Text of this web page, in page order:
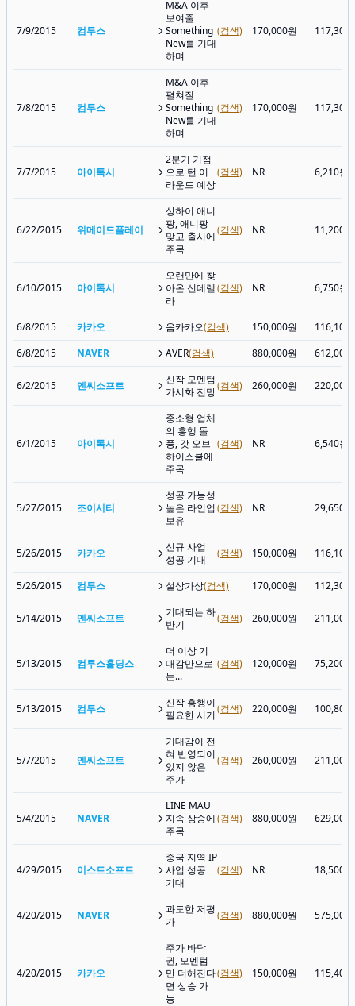
7/9/2015 컴투스
M&A 이후
보여줄
Something
New를 기대
하며
(검색) 170,000원 117,300
7/8/2015 컴투스
M&A 이후
펼쳐질
Something
New를 기대
하며
(검색) 170,000원 117,300
7/7/2015 아이톡시
2분기 기점
으로 턴 어
라운드 예상
(검색) NR 6,210원
6/22/2015 위메이드플레이
상하이 애니
팡, 애니팡
맞고 출시에
주목
(검색) NR 11,200원
6/10/2015 아이톡시
오랜만에 찾
아온 신데렐
라
(검색) NR 6,750원
6/8/2015 카카오 음카카오(검색) 150,000원
116,100
6/8/2015
NAVER AVER(검색) 880,000원 612,000
6/2/2015 엔씨소프트
신작 모멘텀
가시화 전망(검색) 260,000원 220,000
6/1/2015 아이톡시
중소형 업체
의 흥행 돌
풍, 갓 오브
하이스쿨에
주목
(검색) NR 6,540원
5/27/2015 조이시티
성공 가능성
높은 라인업
보유
(검색) NR 29,650원
5/26/2015 카카오
신규 사업
성공 기대
(검색) 150,000원 116,100
5/26/2015 컴투스 설상가상(검색) 170,000원 112,300
5/14/2015 엔씨소프트
기대되는 하
반기
(검색) 260,000원 211,000
5/13/2015 컴투스홀딩스
더 이상 기
대감만으로
는...
(검색) 120,000원 75,200원
5/13/2015 컴투스
신작 흥행이
필요한 시기(검색) 220,000원 100,800
5/7/2015 엔씨소프트
기대감이 전
혀 반영되어
있지 않은
주가
(검색) 260,000원 211,000
5/4/2015 NAVER
LINE MAU
지속 상승에
주목
(검색) 880,000원 629,000
4/29/2015 이스트소프트
중국 지역 IP
사업 성공
기대
(검색) NR 18,500원
4/20/2015 NAVER
과도한 저평
가
(검색) 880,000원 575,000
4/20/2015 카카오
주가 바닥
권, 모멘텀
만 더해진다
면 상승 가
능
(검색) 150,000원 115,400